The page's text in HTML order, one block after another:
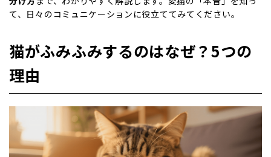
て、日々のコミュニケーションに役立ててみてください。
猫がふみふみするのはなぜ？5つの
理由